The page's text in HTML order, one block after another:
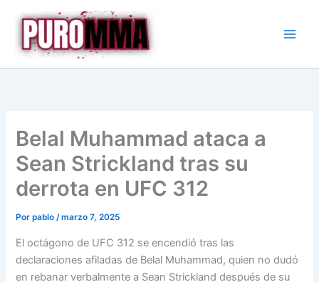
contenido
Belal Muhammad ataca a
Sean Strickland tras su
derrota en UFC 312
Porpablo/marzo 7, 2025
El octágono de UFC 312 se encendió tras las
declaraciones afiladas de Belal Muhammad, quien no dudó
en rebanar verbalmente a Sean Strickland después de su